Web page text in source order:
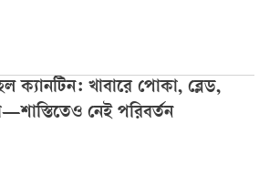
ক্যানটিন: খাবারে পোকা, ব্লেড,
নেই পরিবর্তন